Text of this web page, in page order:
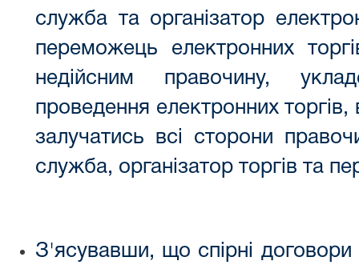
служба та організатор
переможець електронних
недійсним правочину,
проведення електронних торгів,
залучатись всі сторони
служба, організатор торгів та
З'ясувавши, що спірні договори